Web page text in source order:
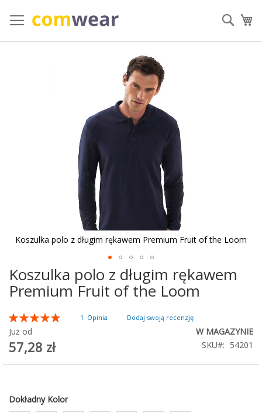
do
treści
Koszulka polo z długim rękawem
Premium Fruit of the Loom
Ocena:
100
% of 100
1 Opinia Dodaj swoją recenzję
Już od
57,28 zł
W MAGAZYNIE
SKU
54201
Dokładny Kolor
Koszulka polo z długim rękawem Premium Fruit of the Loom
Przejdź
na
początek